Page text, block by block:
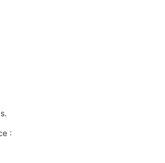
: